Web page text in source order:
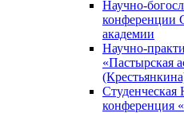
Научно-
конференции
академии
Научно-
«Пастырская
Студенческая
конференция